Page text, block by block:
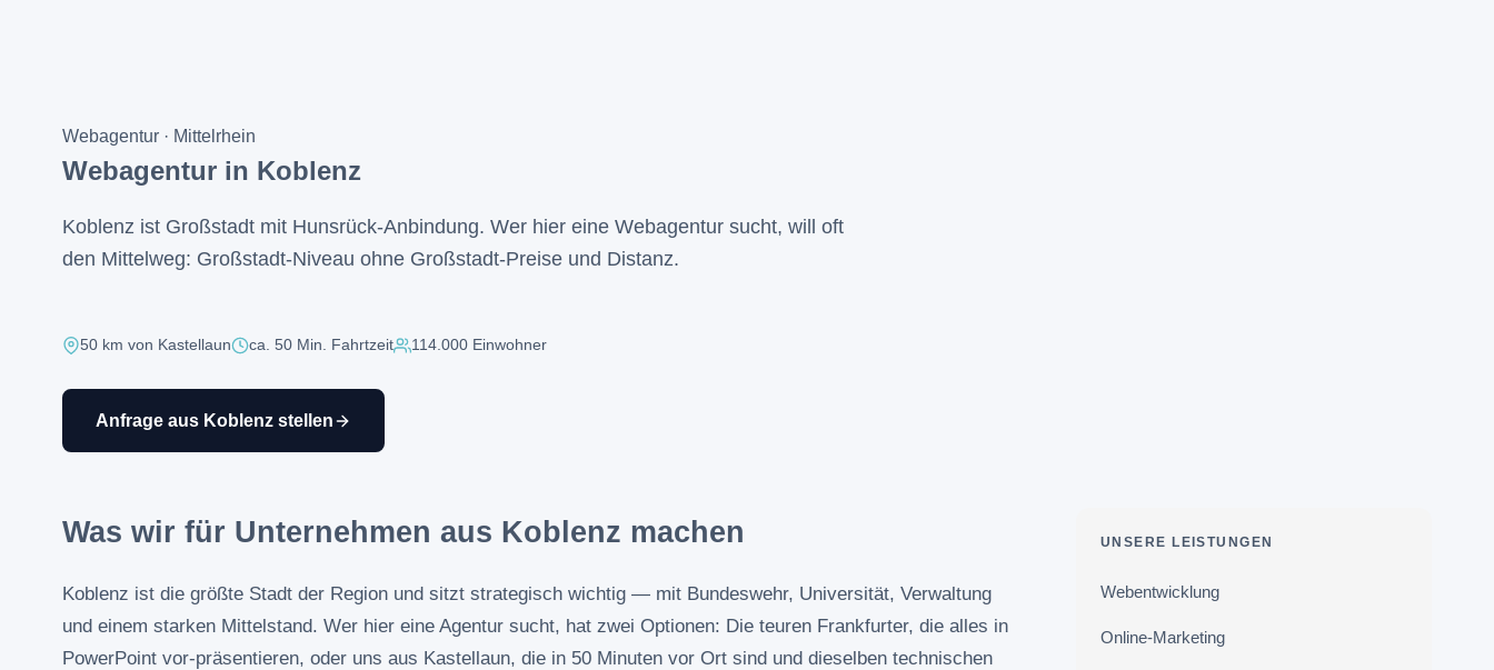
Webagentur · Mittelrhein
Webagentur in Koblenz
Koblenz ist Großstadt mit Hunsrück-Anbindung. Wer hier eine Webagentur sucht, will oft
den Mittelweg: Großstadt-Niveau ohne Großstadt-Preise und Distanz.
50 km von Kastellaun ca. 50 Min. Fahrtzeit 114.000 Einwohner
Anfrage aus Koblenz stellen
Was wir für Unternehmen aus Koblenz machen
Koblenz ist die größte Stadt der Region und sitzt strategisch wichtig — mit Bundeswehr, Universität, Verwaltung
und einem starken Mittelstand. Wer hier eine Agentur sucht, hat zwei Optionen: Die teuren Frankfurter, die alles in
PowerPoint vor-präsentieren, oder uns aus Kastellaun, die in 50 Minuten vor Ort sind und dieselben technischen
UNSERE LEISTUNGEN
Webentwicklung
Online-Marketing